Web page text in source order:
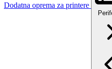
Dodatna oprema za printere